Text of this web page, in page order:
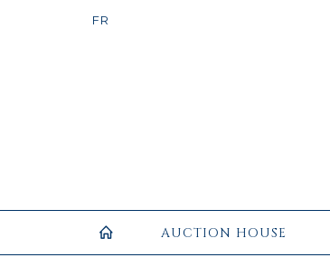
AUCTION HOUSE